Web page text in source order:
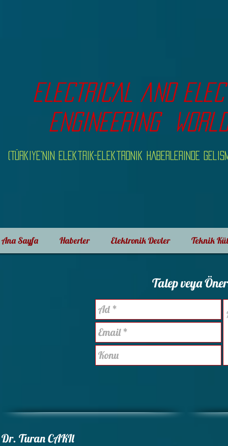
ELECTRICAL and
ENGINEERing
(Türkiye'nin Elektrik-Elektronik HABERLERINDE
Ana Sayfa Haberler Elektronik Devler Teknik
Dr. Turan CAKIl
Talep veya